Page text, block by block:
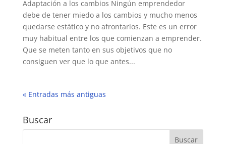
Adaptación a los cambios Ningún emprendedor
debe de tener miedo a los cambios y mucho menos
quedarse estático y no afrontarlos. Este es un error
muy habitual entre los que comienzan a emprender.
Que se meten tanto en sus objetivos que no
consiguen ver que lo que antes...
« Entradas más antiguas
Buscar